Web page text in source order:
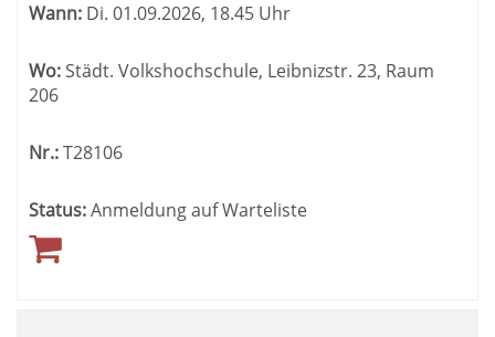
Wann: Di. 01.09.2026, 18.45 Uhr
Wo:Städt. Volkshochschule, Leibnizstr. 23, Raum
206
Nr.:T28106
Status:Anmeldung auf Warteliste